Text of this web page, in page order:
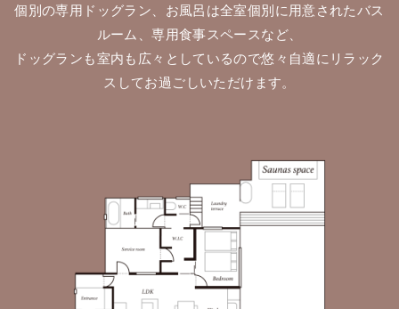
個別の専用ドッグラン、お風呂は全室個別に用意されたバス
ルーム、専用食事スペースなど、
ドッグランも室内も広々としているので悠々自適にリラック
スしてお過ごしいただけます。